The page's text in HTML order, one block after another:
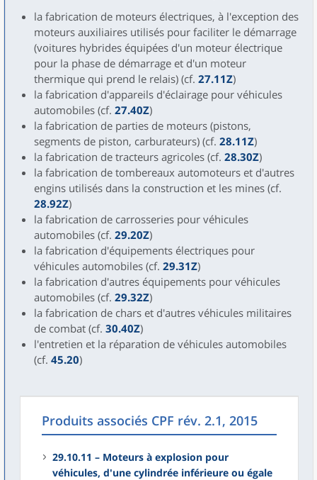
la fabrication de moteurs électriques, à l'exception des
moteurs auxiliaires utilisés pour faciliter le démarrage
(voitures hybrides équipées d'un moteur électrique
pour la phase de démarrage et d'un moteur
thermique qui prend le relais) (cf. 27.11Z)
la fabrication d'appareils d'éclairage pour véhicules
automobiles (cf. 27.40Z)
la fabrication de parties de moteurs (pistons,
segments de piston, carburateurs) (cf. 28.11Z)
la fabrication de tracteurs agricoles (cf. 28.30Z)
la fabrication de tombereaux automoteurs et d'autres
engins utilisés dans la construction et les mines (cf.
28.92Z)
la fabrication de carrosseries pour véhicules
automobiles (cf. 29.20Z)
la fabrication d'équipements électriques pour
véhicules automobiles (cf. 29.31Z)
la fabrication d'autres équipements pour véhicules
automobiles (cf. 29.32Z)
la fabrication de chars et d'autres véhicules militaires
de combat (cf. 30.40Z)
l'entretien et la réparation de véhicules automobiles
(cf. 45.20)
Produits associés CPF rév. 2.1, 2015
29.10.11 – Moteurs à explosion pour
véhicules, d'une cylindrée inférieure ou égale